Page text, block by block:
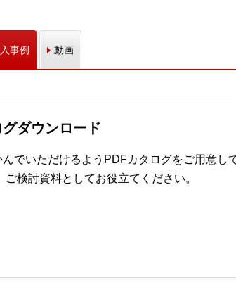
事例 動画
ダウンロード
でいただけるようPDFカタログをご用意し
検討資料としてお役立てください。